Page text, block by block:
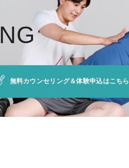
NG
無料カウンセリング＆体験申込はこちら